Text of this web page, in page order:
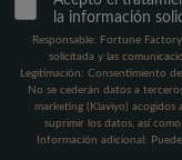
la información
Responsable: Fortune
solicitada y las
Legitimación: Consentimiento
No se cederán datos a
marketing (Klaviyo)
suprimir los datos, así
Información adicional: